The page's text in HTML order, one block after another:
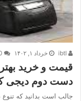
خرداد ۱, ۱۴۰۲
قیمت و خرید
دست دوم دیجی
جالب است بدانید که تنوع